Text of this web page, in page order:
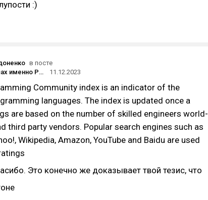
:)
в посте
Почему в школах именно Pascal?
11.12.2023
Community index is an indicator of the
languages. The index is updated once a
are based on the number of skilled engineers world-
third party vendors. Popular search engines such as
Wikipedia, Amazon, YouTube and Baidu are used
Это конечно же доказывает твой тезис, что